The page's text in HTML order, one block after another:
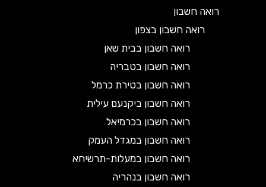
רואה חשבון
רואה חשבון בצפון
רואה חשבון בבית שאן
רואה חשבון בטבריה
רואה חשבון בטירת כרמל
רואה חשבון ביקנעם עילית
רואה חשבון בכרמיאל
רואה חשבון במגדל העמק
רואה חשבון במעלות-תרשיחא
רואה חשבון בנהריה